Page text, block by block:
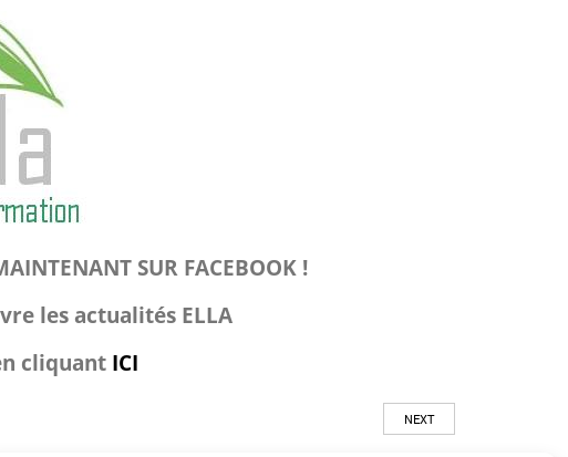
SUR FACEBOOK !
les actualités ELLA
cliquant ICI
NEXT